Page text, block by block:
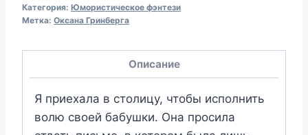
Категория: Юмористическое фэнтези
Метка: Оксана Гринберга
Описание
Я приехала в столицу, чтобы исполнить
волю своей бабушки. Она просила